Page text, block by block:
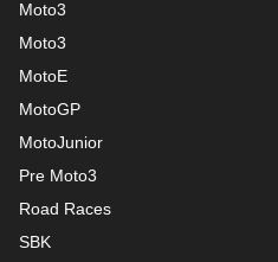
Moto3
Moto3
MotoE
MotoGP
MotoJunior
Pre Moto3
Road Races
SBK